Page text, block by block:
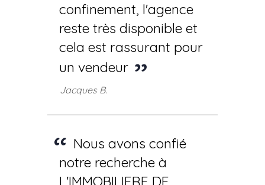
confinement, l'agence
reste très disponible et
cela est rassurant pour
un vendeur
Jacques B.
Nous avons confié
notre recherche à
L'IMMOBILIERE DE